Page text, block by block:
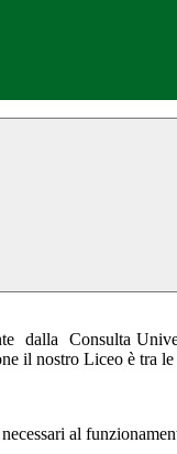
dalla Consulta
il nostro Liceo è tra
al